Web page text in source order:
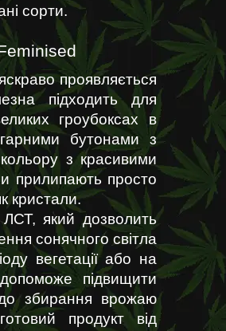
сорти.
проявляється
підходить для
гроубоксах в
бутонами з
з красивими
прилипають просто
кристали.
який дозволить
сонячного світла
вегетації або на
підвищити
збирання врожаю
продукт від